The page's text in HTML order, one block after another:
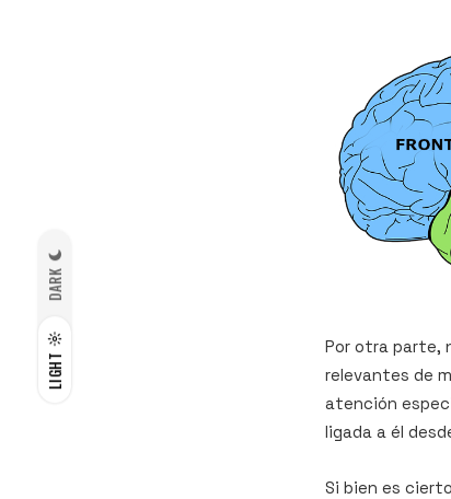
LIGHT
DARK
Por otra parte,
relevantes de
atención
ligada a él
Si bien es